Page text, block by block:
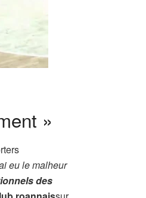
»
eu le malheur
des